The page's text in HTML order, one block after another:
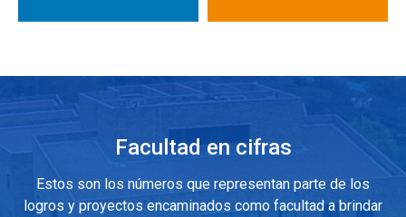
Facultad en cifras
Estos son los números que representan parte de los
logros y proyectos encaminados como facultad a brindar